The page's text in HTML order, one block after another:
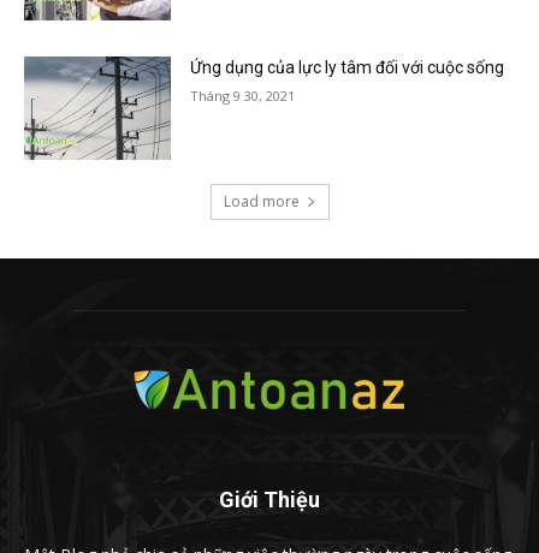
Ứng dụng của lực ly tâm đối với cuộc sống
Tháng 9 30, 2021
Load more
Giới Thiệu